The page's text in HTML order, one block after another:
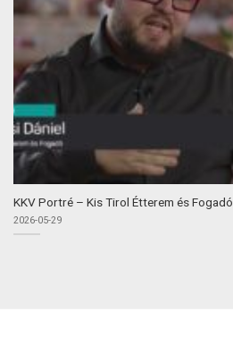
KKV Portré – Kis Tirol Étterem és Fogadó
2026-05-29